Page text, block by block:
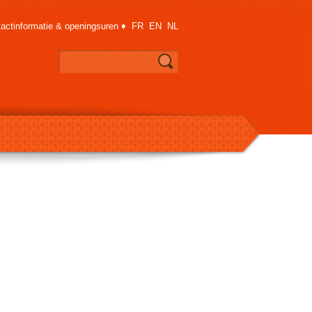
& openingsuren ♦ FR EN NL